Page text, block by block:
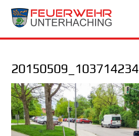
Skip
20150509_103714234